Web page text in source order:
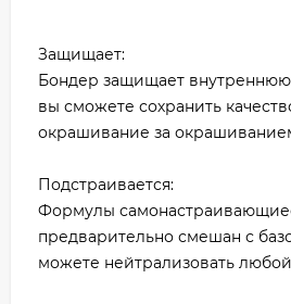
Защищает:
Бондер защищает внутреннюю
вы сможете сохранить
окрашивание за
Подстраивается:
Формулы
предварительно смешан с
можете нейтрализовать